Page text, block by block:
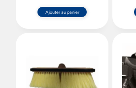
Ajouter au panier